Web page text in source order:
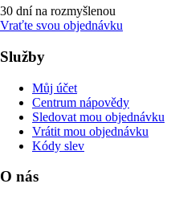
30 dní na rozmyšlenou
Vraťte svou objednávku
Služby
Můj účet
Centrum nápovědy
Sledovat mou objednávku
Vrátit mou objednávku
Kódy slev
O nás